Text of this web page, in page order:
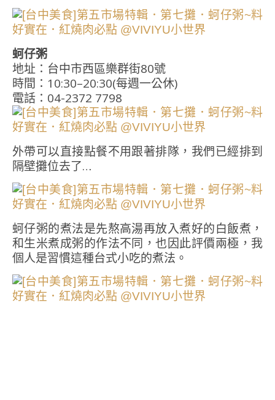
蚵仔粥
地址：台中市西區樂群街80號
時間：10:30–20:30(每週一公休)
電話：04-2372 7798
外帶可以直接點餐不用跟著排隊，我們已經排到
隔壁攤位去了…
蚵仔粥的煮法是先熬高湯再放入煮好的白飯煮，
和生米煮成粥的作法不同，也因此評價兩極，我
個人是習慣這種台式小吃的煮法。